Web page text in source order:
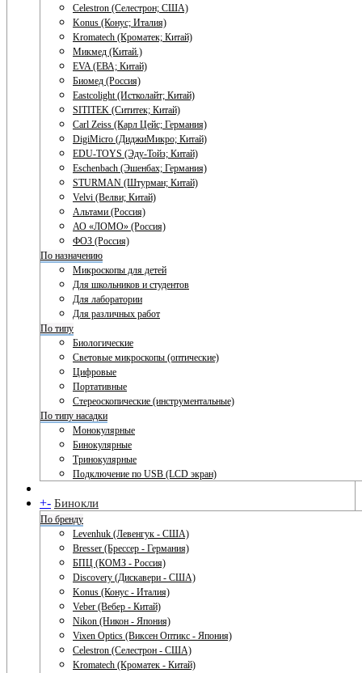
Celestron (Селестрон; США)
Konus (Конус; Италия)
Kromatech (Кроматек; Китай)
Микмед (Китай.)
EVA (ЕВА; Китай)
Биомед (Россия)
Eastcolight (Истколайт; Китай)
SITITEK (Сититек; Китай)
Carl Zeiss (Карл Цейс; Германия)
DigiMicro (ДиджиМикро; Китай)
EDU-TOYS (Эду-Тойз; Китай)
Eschenbach (Эшенбах; Германия)
STURMAN (Штурман; Китай)
Velvi (Велви; Китай)
Альтами (Россия)
АО «ЛОМО» (Россия)
ФОЗ (Россия)
По назначению
Микроскопы для детей
Для школьников и студентов
Для лаборатории
Для различных работ
По типу
Биологические
Световые микроскопы (оптические)
Цифровые
Портативные
Стереоскопические (инструментальные)
По типу насадки
Монокулярные
Бинокулярные
Тринокулярные
Подключение по USB (LCD экран)
+- Бинокли
По бренду
Levenhuk (Левенгук - США)
Bresser (Брессер - Германия)
БПЦ (КОМЗ - Россия)
Discovery (Дискавери - США)
Konus (Конус - Италия)
Veber (Вебер - Китай)
Nikon (Никон - Япония)
Vixen Optics (Виксен Оптикс - Япония)
Celestron (Селестрон - США)
Kromatech (Кроматек - Китай)